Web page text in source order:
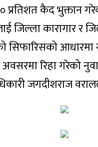
प्रतिशत कैद भुक्तान
जिल्ला कारागार र
सिफारिसको
रिहा गरेको
जगदीशराज